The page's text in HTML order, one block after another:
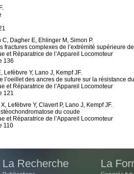
Dagher E, Ehlinger M, Simon P.
fractures complexes de l’extrémité supérieure
et Réparatrice de l’Appareil Locomoteur
136
Lefèbvre Y, Lano J, Kempf JF.
l’oeillet des ancres de suture sur la résistance
et Réparatrice de l’Appareil Locomoteur
121
Lefèbvre Y, Clavert P, Lano J, Kempf JF.
du coude
et Réparatrice de l’Appareil Locomoteur
110
La Recherche La